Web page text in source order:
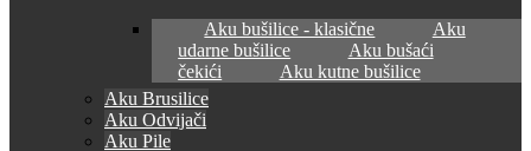
Aku bušilice - klasične
Aku
udarne bušilice
Aku bušaći
čekići
Aku kutne bušilice
Aku Brusilice
Aku Odvijači
Aku Pile